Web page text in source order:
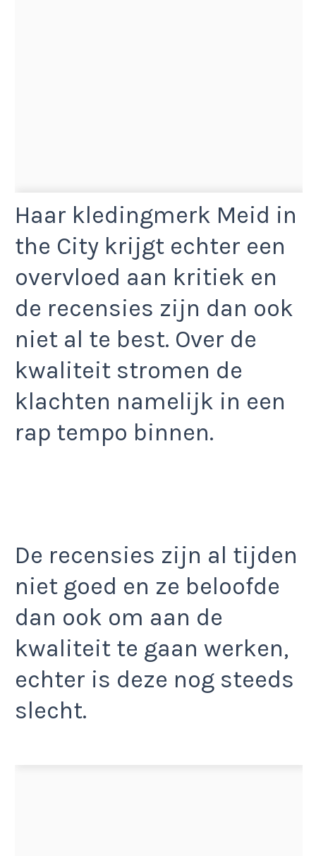
Haar kledingmerk Meid in
the City krijgt echter een
overvloed aan kritiek en
de recensies zijn dan ook
niet al te best. Over de
kwaliteit stromen de
klachten namelijk in een
rap tempo binnen.
De recensies zijn al tijden
niet goed en ze beloofde
dan ook om aan de
kwaliteit te gaan werken,
echter is deze nog steeds
slecht.